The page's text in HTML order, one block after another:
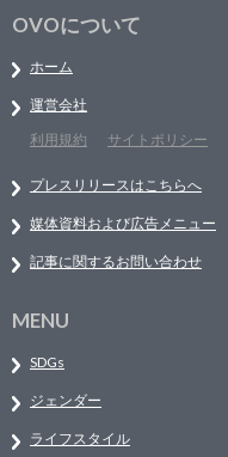
OVOについて
ホーム
運営会社
利用規約
サイトポリシー
プレスリリースはこちらへ
媒体資料および広告メニュー
記事に関するお問い合わせ
MENU
SDGs
ジェンダー
ライフスタイル